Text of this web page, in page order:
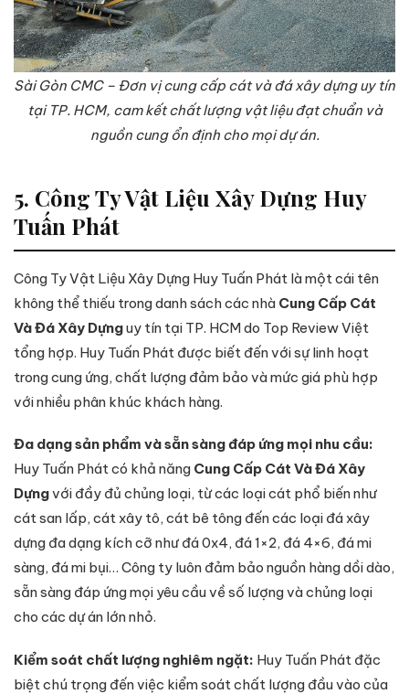
Sài Gòn CMC – Đơn vị cung cấp cát và đá xây dựng uy tín
tại TP. HCM, cam kết chất lượng vật liệu đạt chuẩn và
nguồn cung ổn định cho mọi dự án.
5. Công Ty Vật Liệu Xây Dựng Huy
Tuấn Phát
Công Ty Vật Liệu Xây Dựng Huy Tuấn Phát là một cái tên
không thể thiếu trong danh sách các nhà Cung Cấp Cát
Và Đá Xây Dựnguy tín tại TP. HCM do Top Review Việt
tổng hợp. Huy Tuấn Phát được biết đến với sự linh hoạt
trong cung ứng, chất lượng đảm bảo và mức giá phù hợp
với nhiều phân khúc khách hàng.
Đa dạng sản phẩm và sẵn sàng đáp ứng mọi nhu cầu:
Huy Tuấn Phát có khả năng Cung Cấp Cát Và Đá Xây
Dựngvới đầy đủ chủng loại, từ các loại cát phổ biến như
cát san lấp, cát xây tô, cát bê tông đến các loại đá xây
dựng đa dạng kích cỡ như đá 0x4, đá 1×2, đá 4×6, đá mi
sàng, đá mi bụi… Công ty luôn đảm bảo nguồn hàng dồi dào,
sẵn sàng đáp ứng mọi yêu cầu về số lượng và chủng loại
cho các dự án lớn nhỏ.
Kiểm soát chất lượng nghiêm ngặt: Huy Tuấn Phát đặc
biệt chú trọng đến việc kiểm soát chất lượng đầu vào của